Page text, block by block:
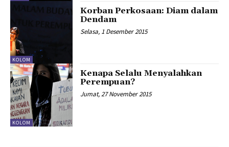
KOLOM
Korban Perkosaan: Diam dalam
Dendam
Selasa, 1 Desember 2015
KOLOM
Kenapa Selalu Menyalahkan
Perempuan?
Jumat, 27 November 2015